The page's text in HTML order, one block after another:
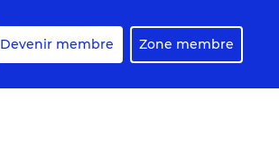
Devenir membre Zone membre